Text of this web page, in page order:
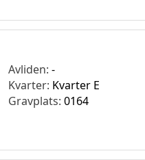
Avliden:-
Kvarter: Kvarter E
Gravplats:0164